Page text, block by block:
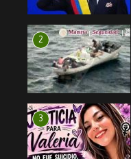
2
3